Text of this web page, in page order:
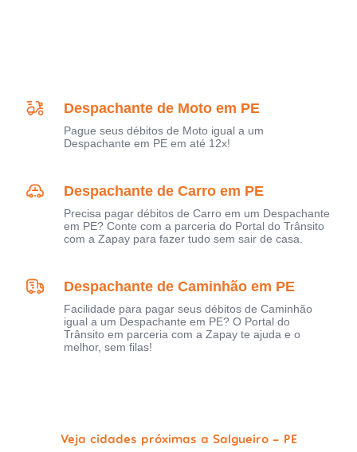
Despachante de Moto em PE
Pague seus débitos de Moto igual a um
Despachante em PE em até 12x!
Despachante de Carro em PE
Precisa pagar débitos de Carro em um Despachante
em PE? Conte com a parceria do Portal do Trânsito
com a Zapay para fazer tudo sem sair de casa.
Despachante de Caminhão em PE
Facilidade para pagar seus débitos de Caminhão
igual a um Despachante em PE? O Portal do
Trânsito em parceria com a Zapay te ajuda e o
melhor, sem filas!
Veja cidades próximas a Salgueiro - PE